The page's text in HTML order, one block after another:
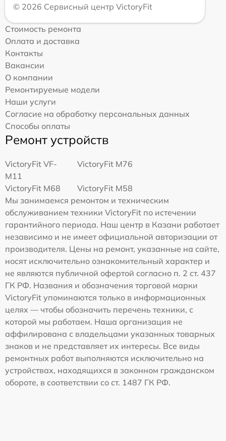
© 2026 Сервисный центр VictoryFit
Стоимость ремонта
Оплата и доставка
Контакты
Вакансии
О компании
Ремонтируемые модели
Наши услуги
Согласие на обработку персональных данных
Способы оплаты
Ремонт устройств
VictoryFit VF-
M11
VictoryFit M76
VictoryFit M68
VictoryFit M58
Мы занимаемся ремонтом и техническим
обслуживанием техники VictoryFit по истечении
гарантийного периода. Наш центр в Казани работает
независимо и не имеет официальной авторизации от
производителя. Цены на ремонт, указанные на сайте,
носят исключительно ознакомительный характер и
не являются публичной офертой согласно п. 2 ст. 437
ГК РФ. Названия и обозначения торговой марки
VictoryFit упоминаются только в информационных
целях — чтобы обозначить перечень техники, с
которой мы работаем. Наша организация не
аффилирована с владельцами указанных товарных
знаков и не представляет их интересы. Все виды
ремонтных работ выполняются исключительно на
устройствах, находящихся в законном гражданском
обороте, в соответствии со ст. 1487 ГК РФ.